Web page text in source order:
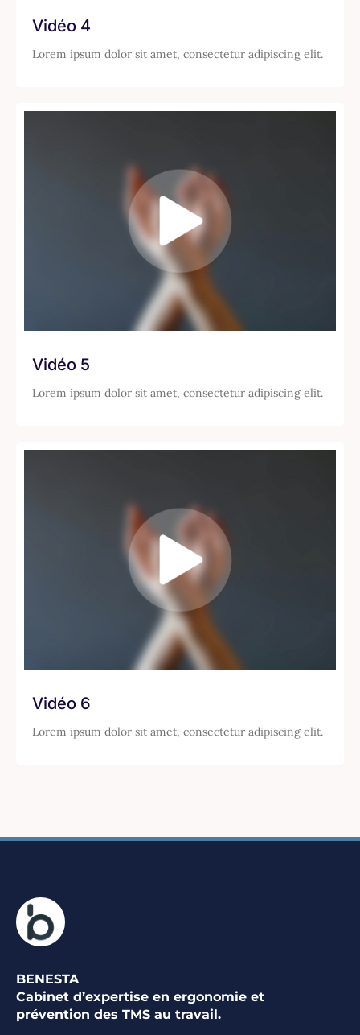
Vidéo 4
Lorem ipsum dolor sit amet, consectetur adipiscing elit.
Vidéo 5
Lorem ipsum dolor sit amet, consectetur adipiscing elit.
Vidéo 6
Lorem ipsum dolor sit amet, consectetur adipiscing elit.
BENESTA
Cabinet d’expertise en ergonomie et
prévention des TMS au travail.